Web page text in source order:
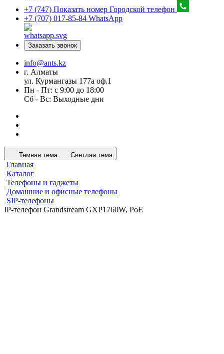
+7 (747) Показать номер Городской телефон
+7 (707) 017-85-84 WhatsApp
Заказать звонок
info@ants.kz
г. Алматы
ул. Курмангазы 177а оф.1
Пн - Пт: с 9:00 до 18:00
Сб - Вс: Выходные дни
Темная тема Светлая тема
Главная
Каталог
Телефоны и гаджеты
Домашние и офисные телефоны
SIP-телефоны
IP-телефон Grandstream GXP1760W, PoE